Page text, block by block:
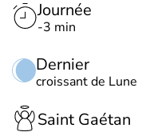
Journée
-3 min
Dernier
croissant de Lune
Saint Gaétan